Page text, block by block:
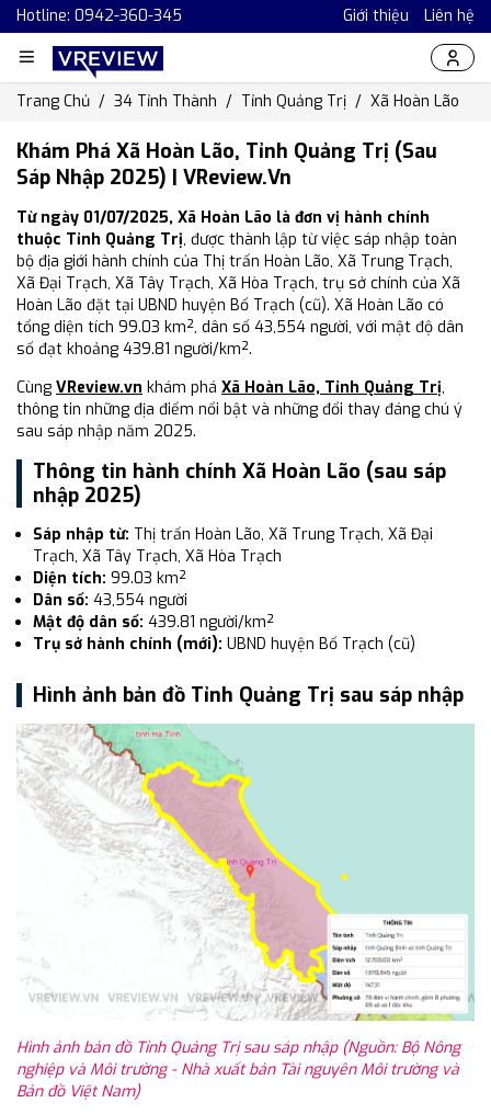
Hotline: 0942-360-345 Giới thiệu Liên hệ
Trang Chủ 34 Tỉnh Thành Tỉnh Quảng Trị Xã Hoàn Lão
Khám Phá Xã Hoàn Lão, Tỉnh Quảng Trị (Sau
Sáp Nhập 2025) | VReview.vn
Từ ngày 01/07/2025, Xã Hoàn Lão là đơn vị hành chính
thuộc Tỉnh Quảng Trị, được thành lập từ việc sáp nhập toàn
bộ địa giới hành chính của Thị trấn Hoàn Lão, Xã Trung Trạch,
Xã Đại Trạch, Xã Tây Trạch, Xã Hòa Trạch, trụ sở chính của Xã
Hoàn Lão đặt tại UBND huyện Bố Trạch (cũ). Xã Hoàn Lão có
tổng diện tích 99.03 km², dân số 43,554 người, với mật độ dân
số đạt khoảng 439.81 người/km².
Cùng VReview.vn khám phá Xã Hoàn Lão, Tỉnh Quảng Trị,
thông tin những địa điểm nổi bật và những đổi thay đáng chú ý
sau sáp nhập năm 2025.
Thông tin hành chính Xã Hoàn Lão (sau sáp
nhập 2025)
Sáp nhập từ: Thị trấn Hoàn Lão, Xã Trung Trạch, Xã Đại
Trạch, Xã Tây Trạch, Xã Hòa Trạch
Diện tích: 99.03 km²
Dân số: 43,554 người
Mật độ dân số: 439.81 người/km²
Trụ sở hành chính (mới): UBND huyện Bố Trạch (cũ)
Hình ảnh bản đồ Tỉnh Quảng Trị sau sáp nhập
Hình ảnh bản đồ Tỉnh Quảng Trị sau sáp nhập (Nguồn: Bộ Nông
nghiệp và Môi trường - Nhà xuất bản Tài nguyên Môi trường và
Bản đồ Việt Nam)